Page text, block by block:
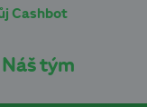
Náš tým
Cashbot